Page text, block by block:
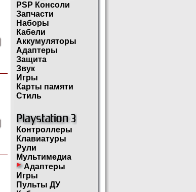
PSP Консоли
Запчасти
Наборы
Кабели
Аккумуляторы
Адаптеры
Защита
Звук
Игры
Карты памяти
Стиль
Контроллеры
Клавиатуры
Рули
Мультимедиа
Адаптеры
Игры
Пульты ДУ